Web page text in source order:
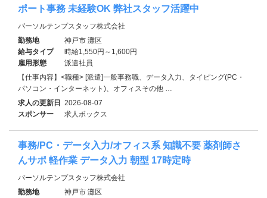
ポート事務 未経験OK 弊社スタッフ活躍中
パーソルテンプスタッフ株式会社
勤務地
神戸市 灘区
給与タイプ
時給1,550円～1,600円
雇用形態
派遣社員
【仕事内容】<職種> [派遣]一般事務職、データ入力、タイピング(PC・
パソコン・インターネット)、オフィスその他 …
求人の更新日 2026-08-07
スポンサー
求人ボックス
事務/PC・データ入力/オフィス系 知識不要 薬剤師さ
んサポ 軽作業 データ入力 朝型 17時定時
パーソルテンプスタッフ株式会社
勤務地
神戸市 灘区